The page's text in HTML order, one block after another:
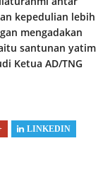
kepedulian lebih
mengadakan
santunan yatim
Ketua AD/TNG
LINKEDIN